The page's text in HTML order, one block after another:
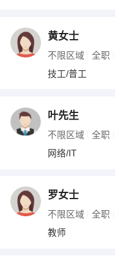
黄女士
不限区域 全职
技工/普工
叶先生
不限区域 全职
网络/IT
罗女士
不限区域 全职
教师